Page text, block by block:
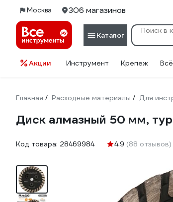
Москва 306 магазинов
Каталог
Акции Инструмент Крепеж
Главная / Расходные материалы / Для
Диск алмазный 50 мм,
Код товара: 28469984 4.9 (88 отзывов)